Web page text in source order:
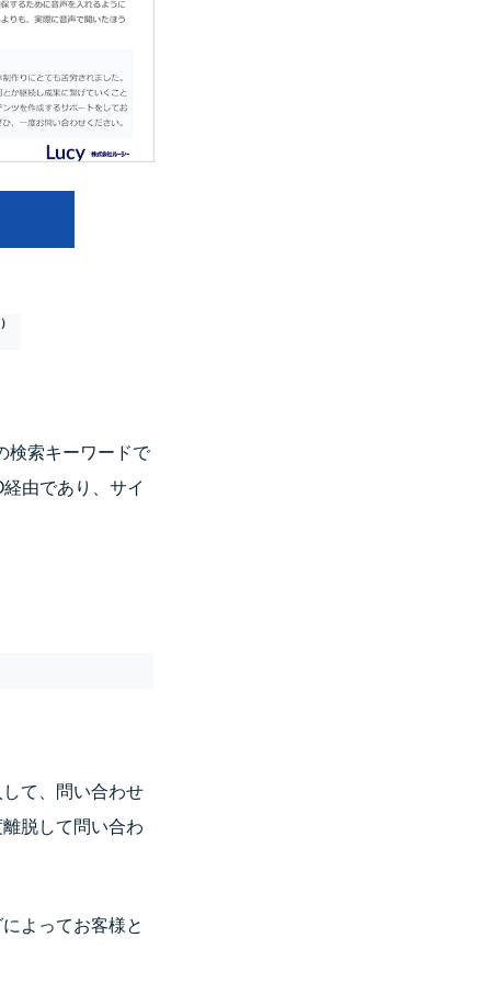
検索キーワードで
由であり、サイ
て、問い合わせ
脱して問い合わ
よってお客様と